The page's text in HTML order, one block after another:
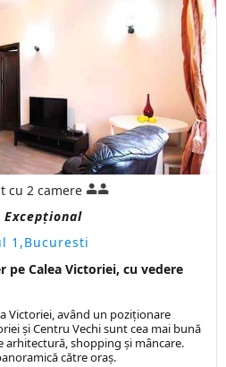
cu 2 camere
Excepţional
1,Bucuresti
Calea Victoriei, cu vedere
Victoriei, având un poziționare
și Centru Vechi sunt cea mai bună
arhitectură, shopping și mâncare.
către oraș.